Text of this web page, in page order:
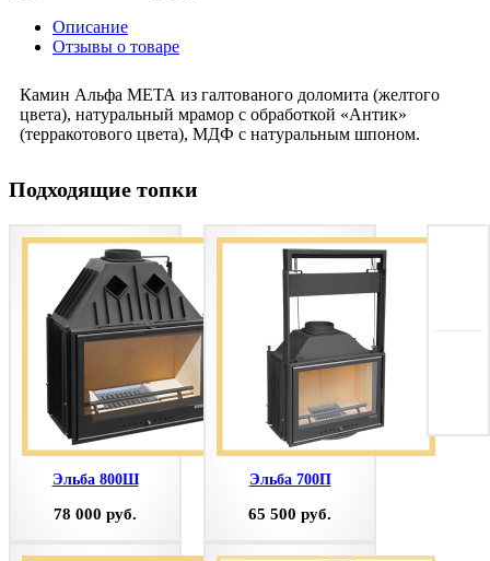
Описание
Отзывы о товаре
Камин Альфа МЕТА из галтованого доломита (желтого
цвета), натуральный мрамор с обработкой «Антик»
(терракотового цвета), МДФ с натуральным шпоном.
Подходящие топки
Эльба 800Ш
78 000 руб.
Эльба 700П
65 500 руб.